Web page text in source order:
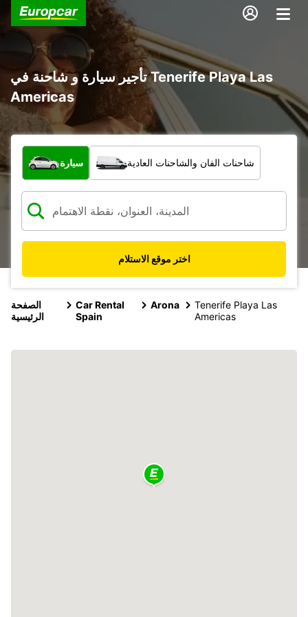
تأجير سيارة و شاحنة في Tenerife Playa Las
Americas
ما نوع المركبة؟
سيارة شاحنات الفان والشاحنات العادية
اختر موقع الاستلام
الصفحة
الرئيسية
Car Rental
Spain
Arona
Tenerife Playa Las
Americas